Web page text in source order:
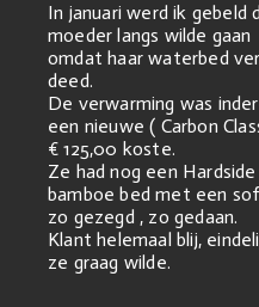
In januari werd ik
moeder langs wilde gaan
omdat haar waterbed
deed.
De verwarming was
een nieuwe ( Carbon
€ 125,00 koste.
Ze had nog een
bamboe bed met een
zo gezegd , zo gedaan.
Klant helemaal blij,
ze graag wilde.